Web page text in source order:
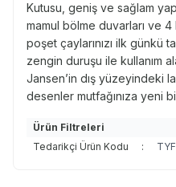
Kutusu, geniş ve sağlam
mamul bölme duvarları ve 4
poşet çaylarınızı ilk günkü
zengin duruşu ile kullanım
Jansen’in dış yüzeyindeki
desenler mutfağınıza yeni
Ürün Filtreleri
Tedarikçi Ürün Kodu
: